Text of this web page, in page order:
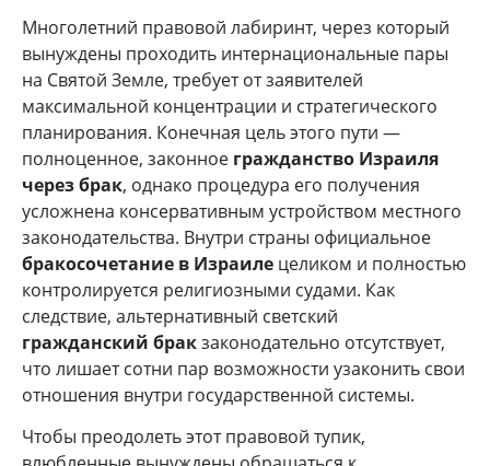
Многолетний правовой лабиринт, через который
вынуждены проходить интернациональные пары
на Святой Земле, требует от заявителей
максимальной концентрации и стратегического
планирования. Конечная цель этого пути —
полноценное, законное гражданство Израиля
через брак, однако процедура его получения
усложнена консервативным устройством местного
законодательства. Внутри страны официальное
бракосочетание в Израиле целиком и полностью
контролируется религиозными судами. Как
следствие, альтернативный светский
гражданский бракзаконодательно отсутствует,
что лишает сотни пар возможности узаконить свои
отношения внутри государственной системы.
Чтобы преодолеть этот правовой тупик,